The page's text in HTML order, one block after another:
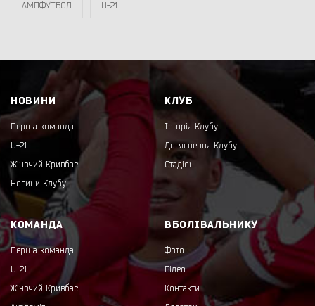
АМПФУТБОЛ U-21
НОВИНИ
Перша команда
U-21
Жіночий Кривбас
Новини Клубу
КЛУБ
Історія Клубу
Досягнення Клубу
Стадіон
КОМАНДА
Перша команда
U-21
Жіночий Кривбас
ВБОЛІВАЛЬНИКУ
Фото
Відео
Контакти